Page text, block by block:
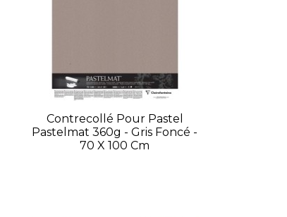
Contrecollé Pour Pastel
Pastelmat 360g - Gris Foncé -
70 X 100 Cm